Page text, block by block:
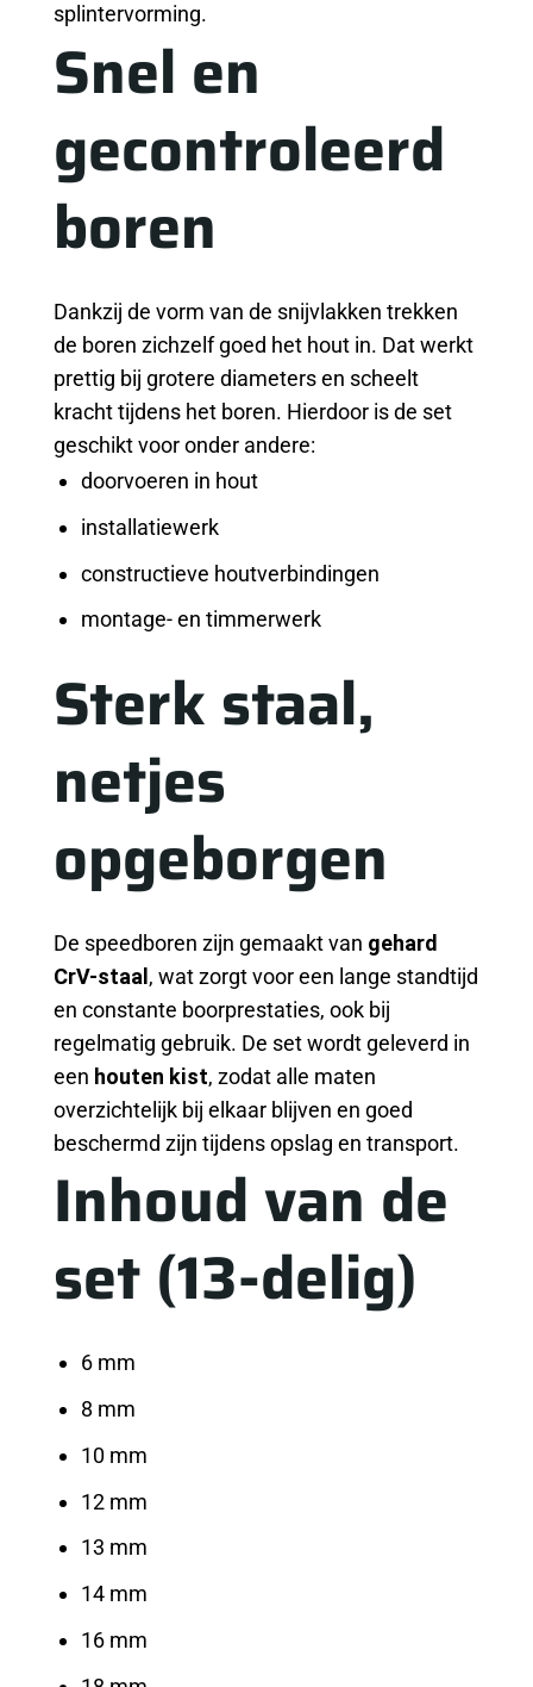
splintervorming.
Snel en
gecontroleerd
boren
Dankzij de vorm van de snijvlakken trekken
de boren zichzelf goed het hout in. Dat werkt
prettig bij grotere diameters en scheelt
kracht tijdens het boren. Hierdoor is de set
geschikt voor onder andere:
doorvoeren in hout
installatiewerk
constructieve houtverbindingen
montage- en timmerwerk
Sterk staal,
netjes
opgeborgen
De speedboren zijn gemaakt van gehard
CrV-staal, wat zorgt voor een lange standtijd
en constante boorprestaties, ook bij
regelmatig gebruik. De set wordt geleverd in
een houten kist, zodat alle maten
overzichtelijk bij elkaar blijven en goed
beschermd zijn tijdens opslag en transport.
Inhoud van de
set (13-delig)
6 mm
8 mm
10 mm
12 mm
13 mm
14 mm
16 mm